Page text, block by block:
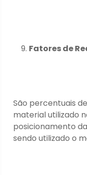
Fatores de
São percentuais
material utilizado
posicionamento
sendo utilizado o